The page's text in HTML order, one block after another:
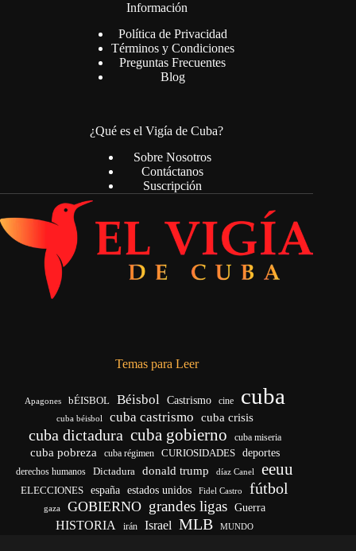
Información
Política de Privacidad
Términos y Condiciones
Preguntas Frecuentes
Blog
¿Qué es el Vigía de Cuba?
Sobre Nosotros
Contáctanos
Suscripción
Temas para Leer
Apagones bÉISBOL Béisbol Castrismo cine cuba
cuba béisbol cuba castrismo cuba crisis
cuba dictadura cuba gobierno cuba miseria
cuba pobreza cuba régimen CURIOSIDADES deportes
derechos humanos Dictadura donald trump díaz Canel eeuu
ELECCIONES españa estados unidos Fidel Castro fútbol
gaza GOBIERNO grandes ligas Guerra
HISTORIA irán Israel MLB MUNDO